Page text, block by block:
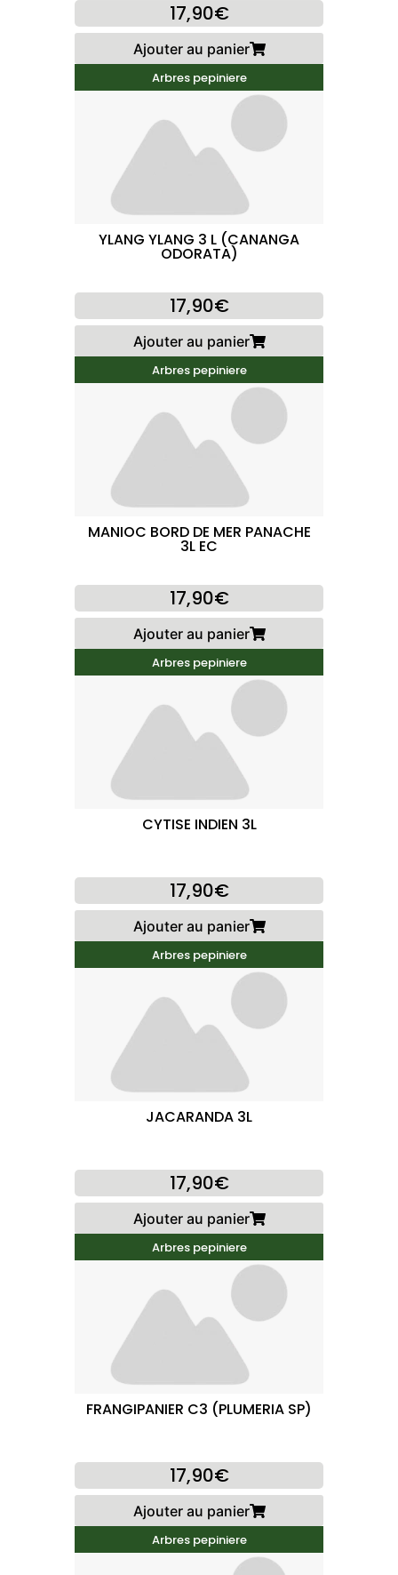
17,90€
Ajouter au panier
Arbres pepiniere
YLANG YLANG 3 L (CANANGA
ODORATA)
17,90€
Ajouter au panier
Arbres pepiniere
MANIOC BORD DE MER PANACHE
3L EC
17,90€
Ajouter au panier
Arbres pepiniere
CYTISE INDIEN 3L
17,90€
Ajouter au panier
Arbres pepiniere
JACARANDA 3L
17,90€
Ajouter au panier
Arbres pepiniere
FRANGIPANIER C3 (PLUMERIA SP)
17,90€
Ajouter au panier
Arbres pepiniere